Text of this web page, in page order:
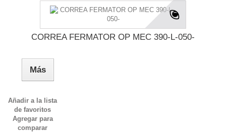
CORREA FERMATOR OP MEC 390-L-050-
Más
Añadir a la lista
de favoritos
Agregar para
comparar